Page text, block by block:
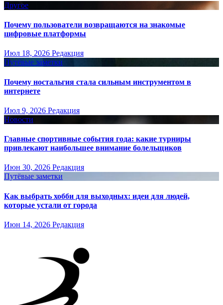
Другое
Почему пользователи возвращаются на знакомые
цифровые платформы
Июл 18, 2026 Редакция
Путёвые заметки
Почему ностальгия стала сильным инструментом в
интернете
Июл 9, 2026 Редакция
Новости
Главные спортивные события года: какие турниры
привлекают наибольшее внимание болельщиков
Июн 30, 2026 Редакция
Путёвые заметки
Как выбрать хобби для выходных: идеи для людей,
которые устали от города
Июн 14, 2026 Редакция